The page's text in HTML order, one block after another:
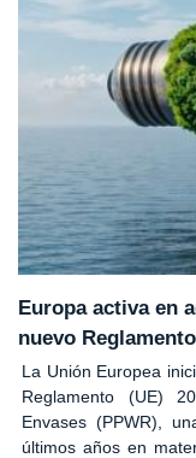
Europa activa en
nuevo
La Unión Europea
Reglamento (UE)
Envases (PPWR),
últimos años en